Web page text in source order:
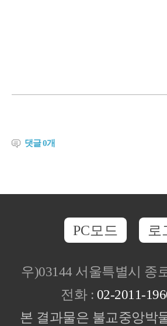
댓글0개
PC모드 로
우)03144 서울특별시 종
전화 : 02-2011-
본 결과물은 불교중앙박